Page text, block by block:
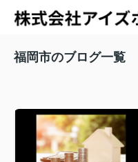
福岡市のブログ一覧